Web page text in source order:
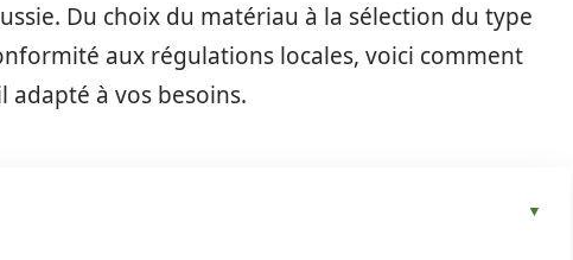
Du choix du matériau à la sélection du type
aux régulations locales, voici comment
à vos besoins.